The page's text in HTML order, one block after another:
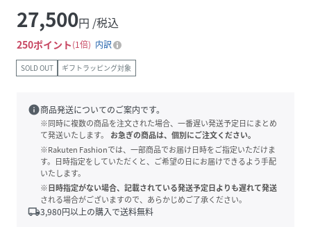
27,500円 /税込
250ポイント 1倍 内訳
SOLD OUT ギフトラッピング対象
info商品発送についてのご案内です。
※同時に複数の商品を注文された場合、一番遅い発送予定日にまとめ
て発送いたします。
お急ぎの商品は、個別にご注文ください。
※Rakuten Fashionでは、一部商品でお届け日時をご指定いただけま
す。日時指定をしていただくと、ご希望の日にお届けできるよう手配
いたします。
※日時指定がない場合、記載されている発送予定日よりも遅れて発送
される場合がございますので、あらかじめご了承ください。
local_shipping3,980円以上の購入で送料無料